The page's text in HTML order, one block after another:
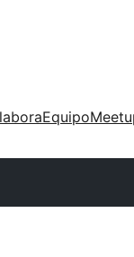
Equipo